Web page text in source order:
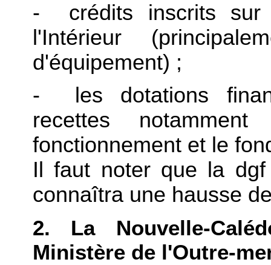
- crédits inscrits sur
l'Intérieur
d'équipement) ;
- les dotations
recettes
fonctionnement et le
Il faut noter que la dgf
connaîtra une hausse
2. La Nouvelle-
Ministère de l'Outre-